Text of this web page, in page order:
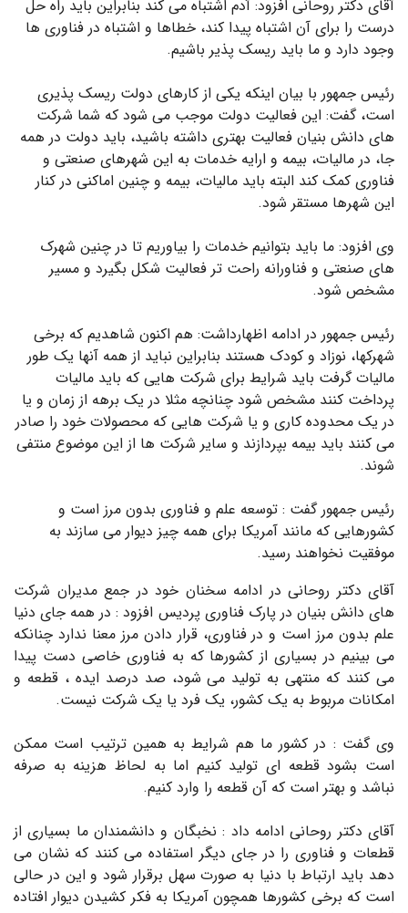
آقای دکتر روحانی افزود: آدم اشتباه می کند بنابراین باید راه حل
درست را برای آن اشتباه پیدا کند، خطاها و اشتباه در فناوری ها
وجود دارد و ما باید ریسک پذیر باشیم.
رئیس جمهور با بیان اینکه یکی از کارهای دولت ریسک پذیری
است، گفت: این فعالیت دولت موجب می شود که شما شرکت
های دانش بنیان فعالیت بهتری داشته باشید، باید دولت در همه
جا، در مالیات، بیمه و ارایه خدمات به این شهرهای صنعتی و
فناوری کمک کند البته باید مالیات، بیمه و چنین اماکنی در کنار
این شهرها مستقر شود.
وی افزود: ما باید بتوانیم خدمات را بیاوریم تا در چنین شهرک
های صنعتی و فناورانه راحت تر فعالیت شکل بگیرد و مسیر
مشخص شود.
رئیس جمهور در ادامه اظهارداشت: هم اکنون شاهدیم که برخی
شهرکها، نوزاد و کودک هستند بنابراین نباید از همه آنها یک طور
مالیات گرفت باید شرایط برای شرکت هایی که باید مالیات
پرداخت کنند مشخص شود چنانچه مثلا در یک برهه از زمان و یا
در یک محدوده کاری و یا شرکت هایی که محصولات خود را صادر
می کنند باید بیمه بپردازند و سایر شرکت ها از این موضوع منتفی
شوند.
رئیس جمهور گفت : توسعه علم و فناوری بدون مرز است و
کشورهایی که مانند آمریکا برای همه چیز دیوار می سازند به
موفقیت نخواهند رسید.
آقای دکتر روحانی در ادامه سخنان خود در جمع مدیران شرکت
های دانش بنیان در پارک فناوری پردیس افزود : در همه جای دنیا
علم بدون مرز است و در فناوری، قرار دادن مرز معنا ندارد چنانکه
می بینیم در بسیاری از کشورها که به فناوری خاصی دست پیدا
می کنند که منتهی به تولید می شود، صد درصد ایده ، قطعه و
امکانات مربوط به یک کشور، یک فرد یا یک شرکت نیست.
وی گفت : در کشور ما هم شرایط به همین ترتیب است ممکن
است بشود قطعه ای تولید کنیم اما به لحاظ هزینه به صرفه
نباشد و بهتر است که آن قطعه را وارد کنیم.
آقای دکتر روحانی ادامه داد : نخبگان و دانشمندان ما بسیاری از
قطعات و فناوری را در جای دیگر استفاده می کنند که نشان می
دهد باید ارتباط با دنیا به صورت سهل برقرار شود و این در حالی
است که برخی کشورها همچون آمریکا به فکر کشیدن دیوار افتاده